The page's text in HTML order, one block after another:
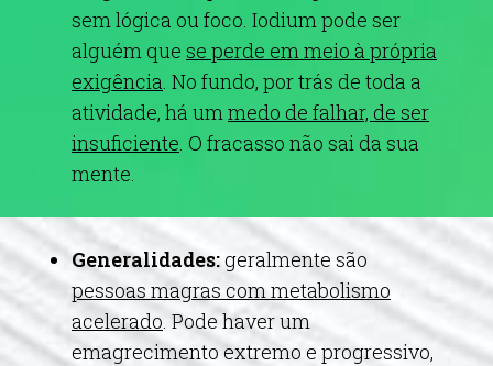
sem lógica ou foco. Iodium pode ser
alguém que se perde em meio à própria
exigência. No fundo, por trás de toda a
atividade, há ummedo de falhar, de ser
insuficiente. O fracasso não sai da sua
mente.
Generalidades:geralmente são
pessoas magras com metabolismo
acelerado. Pode haver um
emagrecimento extremo e progressivo,